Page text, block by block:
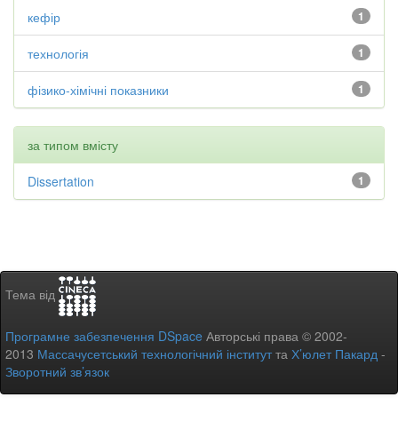
1
кефір
1
технологія
1
фізико-хімічні показники
за типом вмісту
1
Dissertation
Тема від
Програмне забезпечення DSpace Авторські права © 2002-
2013 Массачусетський технологічний інститутта Х’юлет Пакард -
Зворотний зв’язок